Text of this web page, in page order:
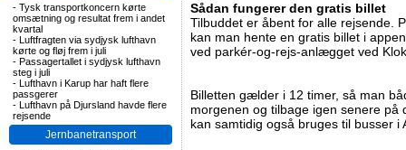
- Tysk transportkoncern kørte
omsætning og resultat frem i andet
kvartal
- Luftfragten via sydjysk lufthavn
kørte og fløj frem i juli
- Passagertallet i sydjysk lufthavn
steg i juli
- Lufthavn i Karup har haft flere
passgerer
- Lufthavn på Djursland havde flere
rejsende
Jernbanetransport
Sådan fungerer den gratis billet
Tilbuddet er åbent for alle rejsende.
kan man hente en gratis billet i
ved parkér-og-rejs-anlægget ved
Billetten gælder i 12 timer, så man
morgenen og tilbage igen senere
kan samtidig også bruges til busser i